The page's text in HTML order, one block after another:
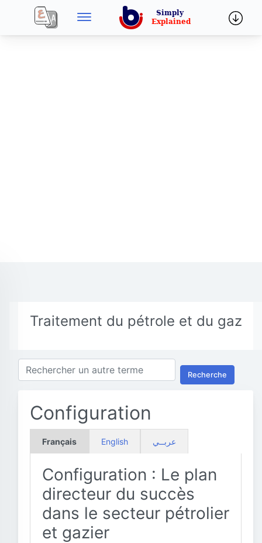
Traitement du pétrole et du gaz
Recherche
Configuration
Français English عربــي
Configuration : Le plan
directeur du succès
dans le secteur pétrolier
et gazier